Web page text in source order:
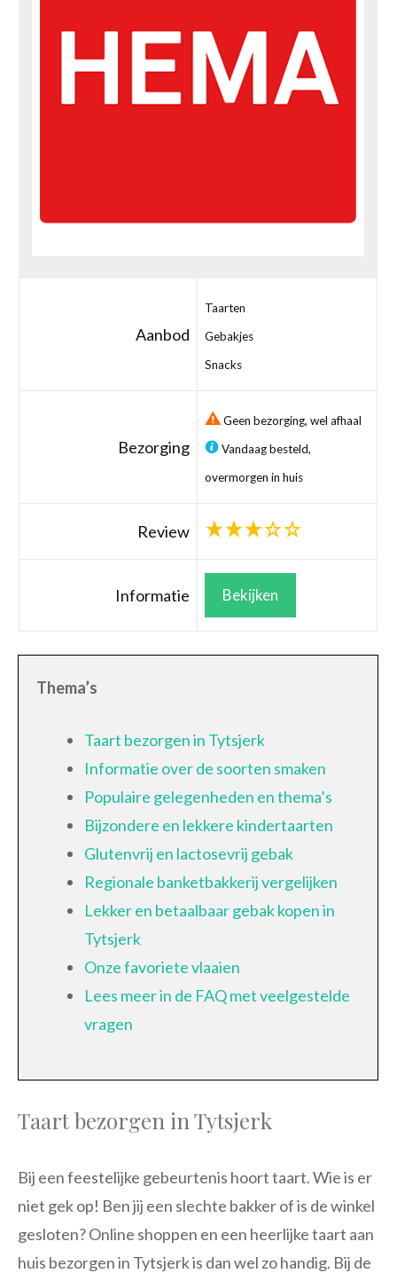
Aanbod
Taarten
Gebakjes
Snacks
Bezorging
Geen bezorging, wel afhaal
Vandaag besteld,
overmorgen in huis
Review
Informatie Bekijken
Thema’s
Taart bezorgen in Tytsjerk
Informatie over de soorten smaken
Populaire gelegenheden en thema’s
Bijzondere en lekkere kindertaarten
Glutenvrij en lactosevrij gebak
Regionale banketbakkerij vergelijken
Lekker en betaalbaar gebak kopen in
Tytsjerk
Onze favoriete vlaaien
Lees meer in de FAQ met veelgestelde
vragen
Taart bezorgen in Tytsjerk
Bij een feestelijke gebeurtenis hoort taart. Wie is er
niet gek op! Ben jij een slechte bakker of is de winkel
gesloten? Online shoppen en een heerlijke taart aan
huis bezorgen in Tytsjerk is dan wel zo handig. Bij de